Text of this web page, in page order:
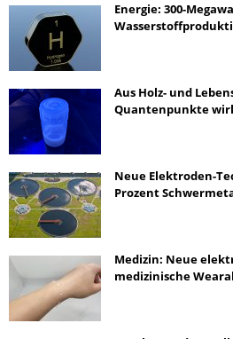
Energie: 300-
Aus Holz- und
Quantenpunkte
Neue Elektroden-
Prozent
Medizin: Neue
medizinische